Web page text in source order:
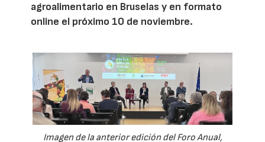
agroalimentario en Bruselas y en formato
online el próximo 10 de noviembre.
Imagen de la anterior edición del Foro Anual,